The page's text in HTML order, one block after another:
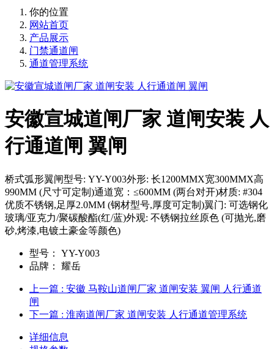
你的位置
网站首页
产品展示
门禁通道闸
通道管理系统
安徽宣城道闸厂家 道闸安装 人
行通道闸 翼闸
桥式弧形翼闸型号: YY-Y003外形: 长1200MMX宽300MMX高
990MM (尺寸可定制)通道宽：≤600MM (两台对开)材质: #304
优质不锈钢,足厚2.0MM (钢材型号,厚度可定制)翼门: 可选钢化
玻璃/亚克力/聚碳酸酯(红/蓝)外观: 不锈钢拉丝原色 (可抛光,磨
砂,烤漆,电镀土豪金等颜色)
型号：
YY-Y003
品牌：
耀岳
上一篇 : 安徽 马鞍山道闸厂家 道闸安装 翼闸 人行通道
闸
下一篇 : 淮南道闸厂家 道闸安装 人行通道管理系统
详细信息